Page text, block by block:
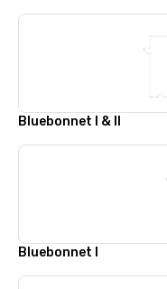
Bluebonnet I & II
Bluebonnet I